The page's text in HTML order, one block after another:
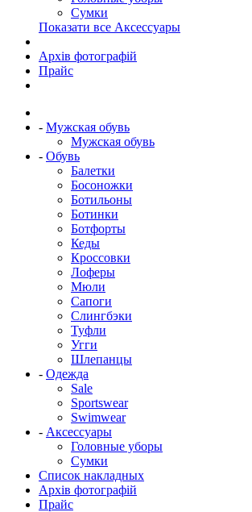
Сумки
Показати все Аксессуары
Архів фотографій
Прайс
- Мужская обувь
Мужская обувь
- Обувь
Балетки
Босоножки
Ботильоны
Ботинки
Ботфорты
Кеды
Кроссовки
Лоферы
Мюли
Сапоги
Слингбэки
Туфли
Угги
Шлепанцы
- Одежда
Sale
Sportswear
Swimwear
- Аксессуары
Головные уборы
Сумки
Список накладных
Архів фотографій
Прайс